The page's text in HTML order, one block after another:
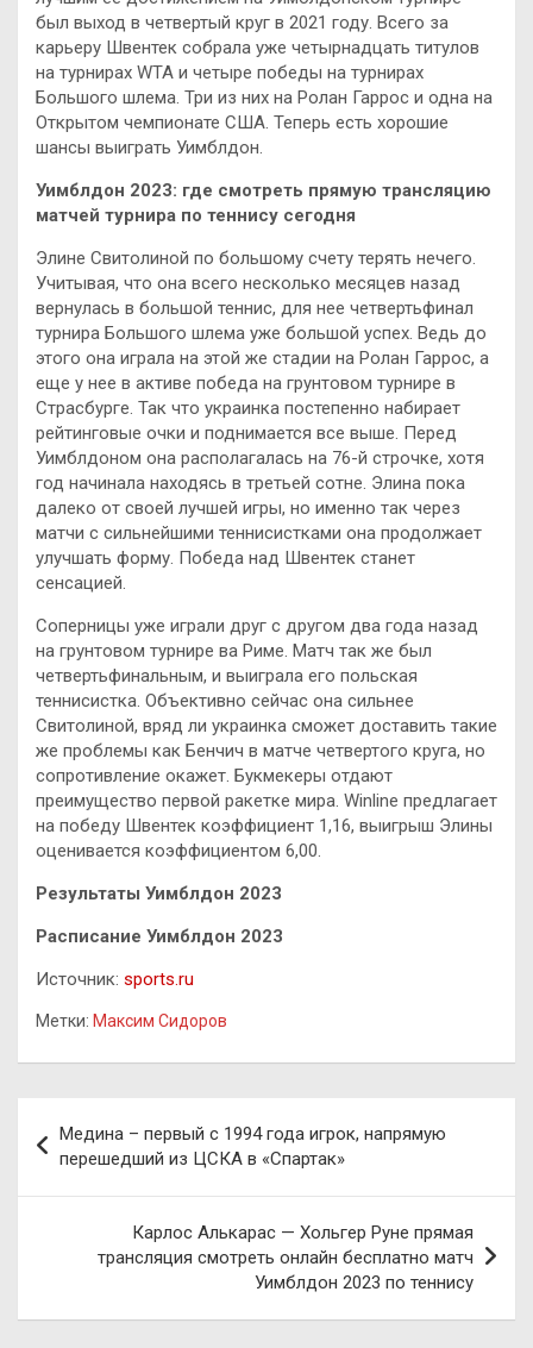
был выход в четвертый круг в 2021 году. Всего за
карьеру Швентек собрала уже четырнадцать титулов
на турнирах WTA и четыре победы на турнирах
Большого шлема. Три из них на Ролан Гаррос и одна на
Открытом чемпионате США. Теперь есть хорошие
шансы выиграть Уимблдон.
Уимблдон 2023: где смотреть прямую трансляцию
матчей турнира по теннису сегодня
Элине Свитолиной по большому счету терять нечего.
Учитывая, что она всего несколько месяцев назад
вернулась в большой теннис, для нее четвертьфинал
турнира Большого шлема уже большой успех. Ведь до
этого она играла на этой же стадии на Ролан Гаррос, а
еще у нее в активе победа на грунтовом турнире в
Страсбурге. Так что украинка постепенно набирает
рейтинговые очки и поднимается все выше. Перед
Уимблдоном она располагалась на 76-й строчке, хотя
год начинала находясь в третьей сотне. Элина пока
далеко от своей лучшей игры, но именно так через
матчи с сильнейшими теннисистками она продолжает
улучшать форму. Победа над Швентек станет
сенсацией.
Соперницы уже играли друг с другом два года назад
на грунтовом турнире ва Риме. Матч так же был
четвертьфинальным, и выиграла его польская
теннисистка. Объективно сейчас она сильнее
Свитолиной, вряд ли украинка сможет доставить такие
же проблемы как Бенчич в матче четвертого круга, но
сопротивление окажет. Букмекеры отдают
преимущество первой ракетке мира. Winline предлагает
на победу Швентек коэффициент 1,16, выигрыш Элины
оценивается коэффициентом 6,00.
Результаты Уимблдон 2023
Расписание Уимблдон 2023
Источник: sports.ru
Метки: Максим Сидоров
по
записям
Медина – первый с 1994 года игрок, напрямую
перешедший из ЦСКА в «Спартак»
Карлос Алькарас — Хольгер Руне прямая
трансляция смотреть онлайн бесплатно матч
Уимблдон 2023 по теннису